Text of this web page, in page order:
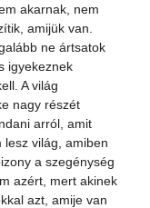
akarnak, nem
amijük van.
ne ártsatok
igyekeznek
A világ
nagy részét
arról, amit
világ, amiben
a szegénység
azért, mert akinek
azt, amije van